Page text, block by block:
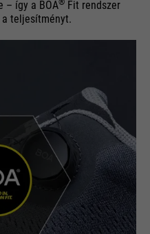
– így a BOA® Fit rendszer
teljesítményt.